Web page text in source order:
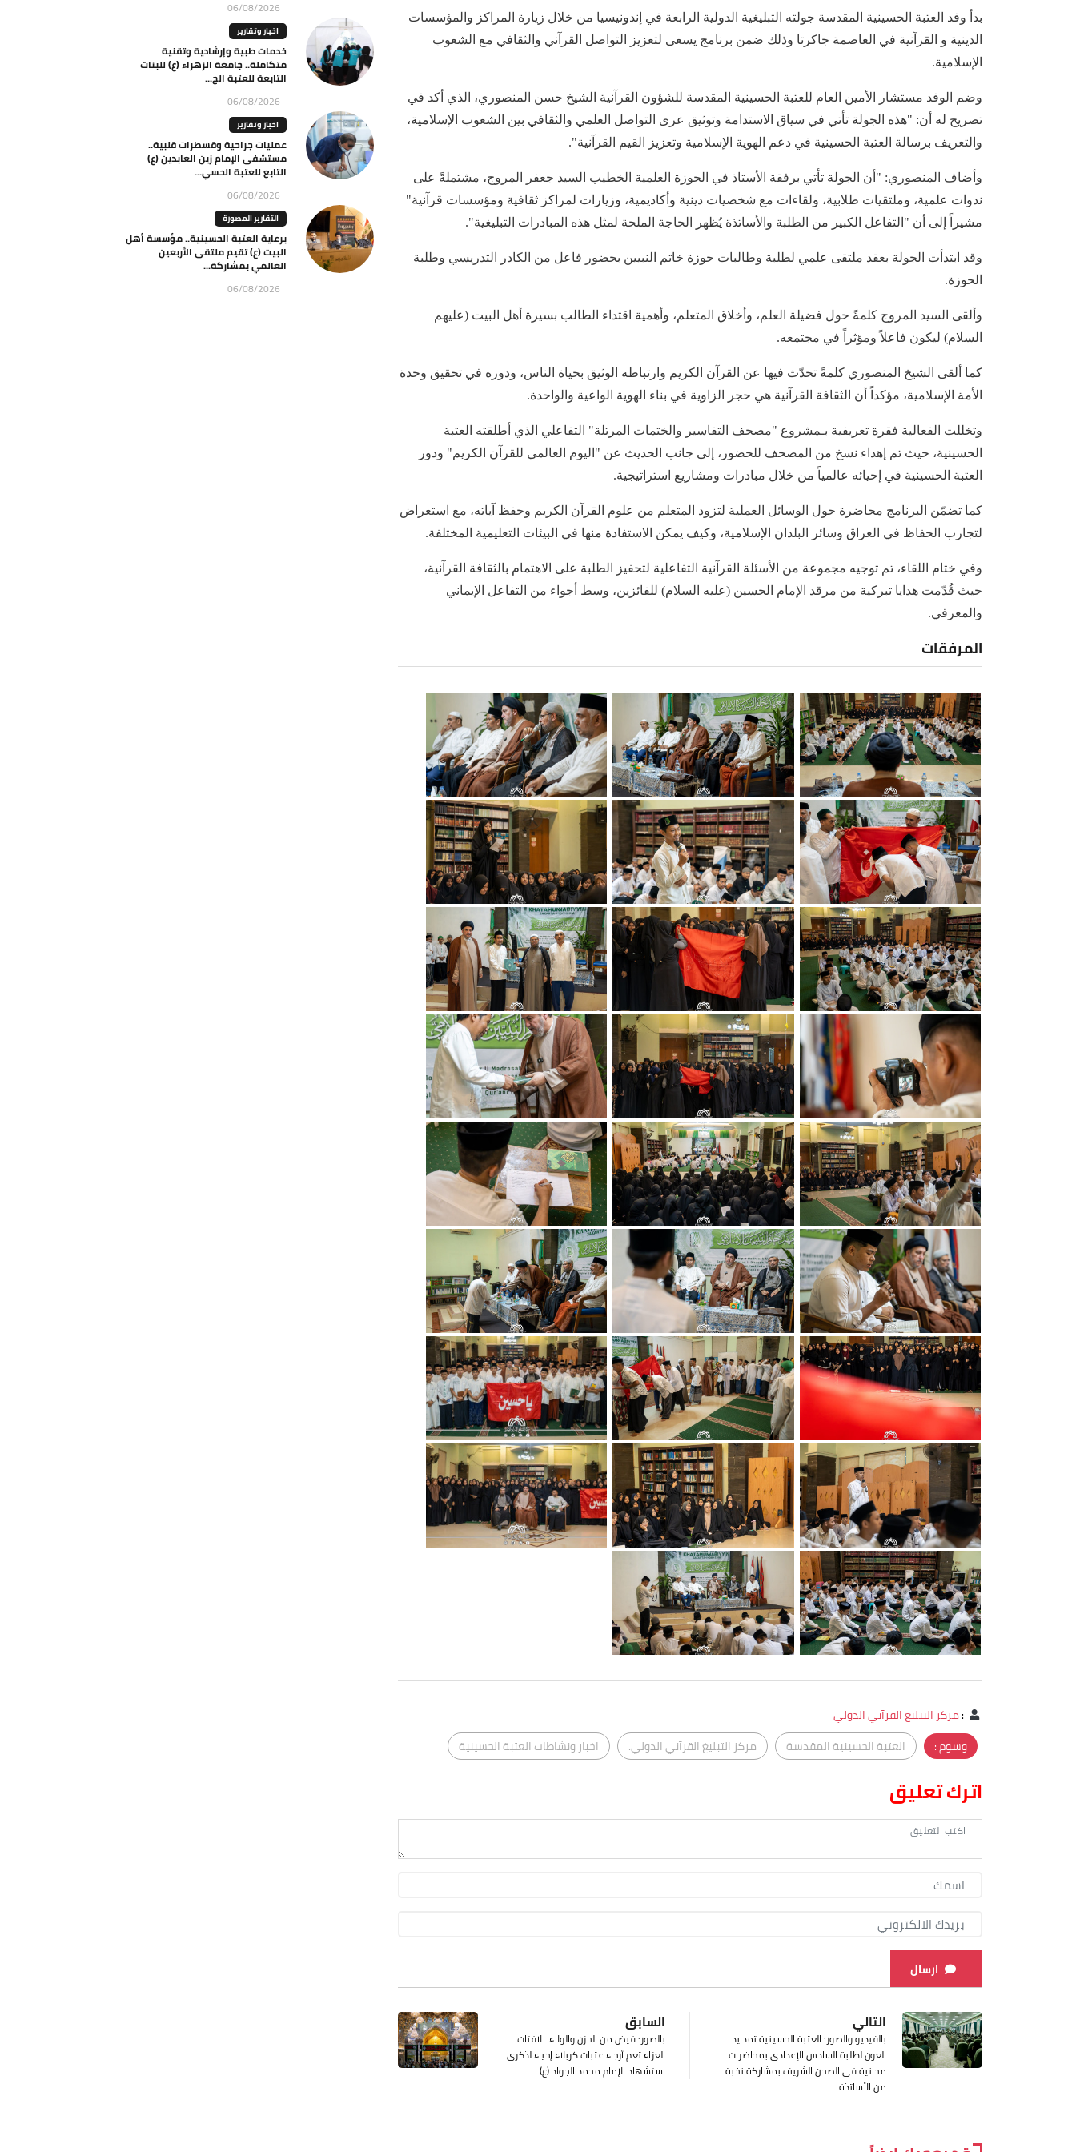
بدأ وفد العتبة الحسينية المقدسة جولته التبليغية الدولية الرابعة في إندونيسيا من خلال زيارة المراكز والمؤسسات
الدينية و القرآنية في العاصمة جاكرتا وذلك ضمن برنامج يسعى لتعزيز التواصل القرآني والثقافي مع الشعوب
الإسلامية.
وضم الوفد مستشار الأمين العام للعتبة الحسينية المقدسة للشؤون القرآنية الشيخ حسن المنصوري، الذي أكد في
تصريح له أن: "هذه الجولة تأتي في سياق الاستدامة وتوثيق عرى التواصل العلمي والثقافي بين الشعوب الإسلامية،
والتعريف برسالة العتبة الحسينية في دعم الهوية الإسلامية وتعزيز القيم القرآنية".
وأضاف المنصوري: "أن الجولة تأتي برفقة الأستاذ في الحوزة العلمية الخطيب السيد جعفر المروج، مشتملةً على
ندوات علمية، وملتقيات طلابية، ولقاءات مع شخصيات دينية وأكاديمية، وزيارات لمراكز ثقافية ومؤسسات قرآنية"
مشيراً إلى أن "التفاعل الكبير من الطلبة والأساتذة يُظهر الحاجة الملحة لمثل هذه المبادرات التبليغية".
وقد ابتدأت الجولة بعقد ملتقى علمي لطلبة وطالبات حوزة خاتم النبيين بحضور فاعل من الكادر التدريسي وطلبة
الحوزة.
وألقى السيد المروج كلمةً حول فضيلة العلم، وأخلاق المتعلم، وأهمية اقتداء الطالب بسيرة أهل البيت (عليهم
السلام) ليكون فاعلاً ومؤثراً في مجتمعه.
كما ألقى الشيخ المنصوري كلمةً تحدّث فيها عن القرآن الكريم وارتباطه الوثيق بحياة الناس، ودوره في تحقيق وحدة
الأمة الإسلامية، مؤكداً أن الثقافة القرآنية هي حجر الزاوية في بناء الهوية الواعية والواحدة.
وتخللت الفعالية فقرة تعريفية بـمشروع "مصحف التفاسير والختمات المرتلة" التفاعلي الذي أطلقته العتبة
الحسينية، حيث تم إهداء نسخ من المصحف للحضور، إلى جانب الحديث عن "اليوم العالمي للقرآن الكريم" ودور
العتبة الحسينية في إحيائه عالمياً من خلال مبادرات ومشاريع استراتيجية.
كما تضمّن البرنامج محاضرة حول الوسائل العملية لتزود المتعلم من علوم القرآن الكريم وحفظ آياته، مع استعراض
لتجارب الحفاظ في العراق وسائر البلدان الإسلامية، وكيف يمكن الاستفادة منها في البيئات التعليمية المختلفة.
وفي ختام اللقاء، تم توجيه مجموعة من الأسئلة القرآنية التفاعلية لتحفيز الطلبة على الاهتمام بالثقافة القرآنية،
حيث قُدّمت هدايا تبركية من مرقد الإمام الحسين (عليه السلام) للفائزين، وسط أجواء من التفاعل الإيماني
والمعرفي.
المرفقات
:مركز التبليغ القرآني الدولي
وسوم :
العتبة الحسينية المقدسة مركز التبليغ القرآني الدولي. اخبار ونشاطات العتبة الحسينية
اترك تعليق
ارسال
السابق
بالصور: فيض من الحزن والولاء.. لافتات
العزاء تعم أرجاء عتبات كربلاء إحياء لذكرى
استشهاد الإمام محمد الجواد (ع)
التالي
بالفيديو والصور: العتبة الحسينية تمد يد
العون لطلبة السادس الإعدادي بمحاضرات
مجانية في الصحن الشريف بمشاركة نخبة
من الأساتذة
06/08/2026
اخبار وتقارير
خدمات طبية وإرشادية وتقنية
متكاملة.. جامعة الزهراء (ع) للبنات
التابعة للعتبة الح...
06/08/2026
اخبار وتقارير
عمليات جراحية وقسطرات قلبية..
مستشفى الإمام زين العابدين (ع)
التابع للعتبة الحسي...
06/08/2026
التقارير المصورة
برعاية العتبة الحسينية.. مؤسسة أهل
البيت (ع) تقيم ملتقى الأربعين
العالمي بمشاركة...
06/08/2026